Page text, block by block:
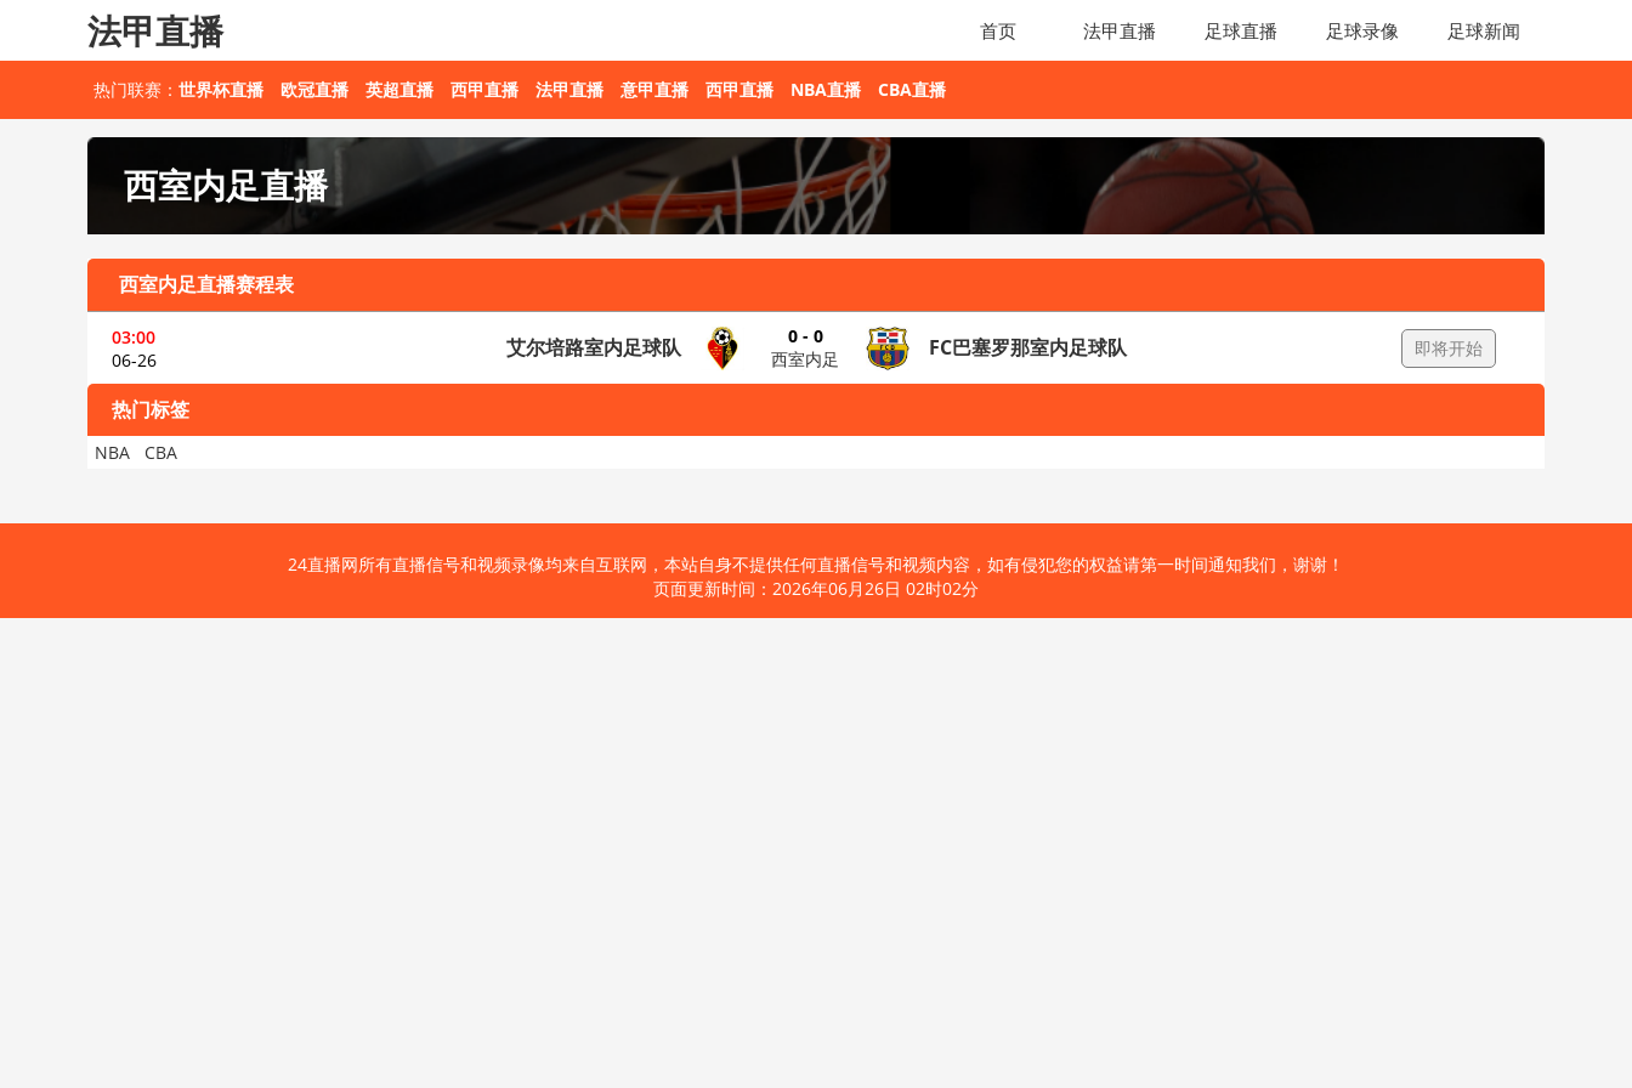
法甲直播 首页 法甲直播 足球直播 足球录像 足球新闻
热门联赛： 世界杯直播 欧冠直播 英超直播 西甲直播 法甲直播 意甲直播 西甲直播 NBA直播 CBA直播
西室内足直播
西室内足直播赛程表
03:00
06-26
艾尔培路室内足球队
0 - 0
西室内足
FC巴塞罗那室内足球队 即将开始
热门标签
NBA CBA
24直播网所有直播信号和视频录像均来自互联网，本站自身不提供任何直播信号和视频内容，如有侵犯您的权益请第一时间通知我们，谢谢！
页面更新时间：2026年06月26日 02时02分